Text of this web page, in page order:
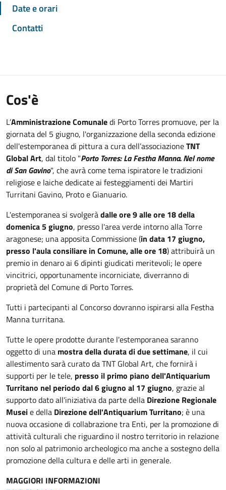
Date e orari
Contatti
Cos'è
L’Amministrazione Comunaledi Porto Torres promuove, per la
giornata del 5 giugno, l'organizzazione della seconda edizione
dell'estemporanea di pittura a cura dell’associazioneTNT
Global Art, dal titolo "Porto Torres: La Festha Manna. Nel nome
di San Gavino", che avrà come tema ispiratore le tradizioni
religiose e laiche dedicate ai festeggiamenti dei Martiri
Turritani Gavino, Proto e Gianuario.
L'estemporanea si svolgeràdalle ore 9 alle ore 18 della
domenica 5 giugno, presso l'area verde intorno alla Torre
aragonese; una apposita Commissione (in data 17 giugno,
presso l'aula consiliare in Comune, alle ore 18) attribuirà un
premio in denaro ai 6 dipinti giudicati meritevoli; le opere
vincitrici, opportunamente incorniciate, diverranno di
proprietà del Comune di Porto Torres.
Tutti i partecipanti al Concorso dovranno ispirarsi alla Festha
Manna turritana.
Tutte le opere prodotte durante l'estemporanea saranno
oggetto di una mostra della durata di due settimane, il cui
allestimento sarà curato da TNT Global Art, che fornirà i
supporti per le tele, presso il primo piano dell'Antiquarium
Turritano nel periodo dal 6 giugno al 17 giugno, grazie al
supporto dato all'iniziativa da parte della Direzione Regionale
Museie della Direzione dell'Antiquarium Turritano; è una
nuova occasione di collabrazione tra Enti, per la promozione di
attività culturali che riguardino il nostro territorio in relazione
non solo al patrimonio archeologico ma anche a sostegno della
promozione della cultura e delle arti in generale.
MAGGIORI INFORMAZIONI